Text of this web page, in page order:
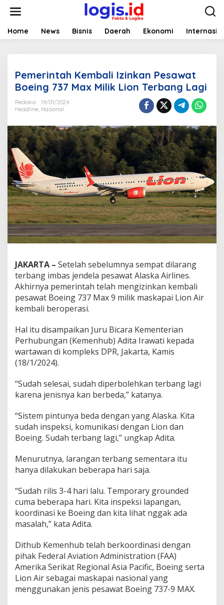
t
Home News Bisnis Daerah Ekonomi
Pemerintah Kembali Izinkan Pesawat
Boeing 737 Max Milik Lion Terbang Lagi
Redaksi
19/01/2024
Headline, Nasional
JAKARTA – Setelah sebelumnya sempat dilarang
terbang imbas jendela pesawat Alaska Airlines.
Akhirnya pemerintah telah mengizinkan kembali
pesawat Boeing 737 Max 9 milik maskapai Lion Air
kembali beroperasi.
Hal itu disampaikan Juru Bicara Kementerian
Perhubungan (Kemenhub) Adita Irawati kepada
wartawan di kompleks DPR, Jakarta, Kamis
(18/1/2024).
“Sudah selesai, sudah diperbolehkan terbang lagi
karena jenisnya kan berbeda,” katanya.
“Sistem pintunya beda dengan yang Alaska. Kita
sudah inspeksi, komunikasi dengan Lion dan
Boeing. Sudah terbang lagi,” ungkap Adita.
Menurutnya, larangan terbang sementara itu
hanya dilakukan beberapa hari saja.
“Sudah rilis 3-4 hari lalu. Temporary grounded
cuma beberapa hari. Kita inspeksi lapangan,
koordinasi ke Boeing dan kita lihat nggak ada
masalah,” kata Adita.
Dithub Kemenhub telah berkoordinasi dengan
pihak Federal Aviation Administration (FAA)
Amerika Serikat Regional Asia Pacific, Boeing serta
Lion Air sebagai maskapai nasional yang
menggunakan jenis pesawat Boeing 737-9 MAX.